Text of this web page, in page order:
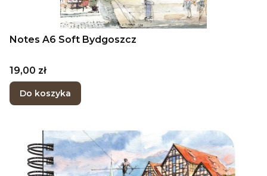
Notes A6 Soft Bydgoszcz
Cena
19,00 zł
Do koszyka